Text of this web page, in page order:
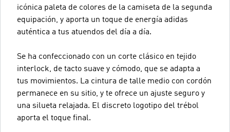
icónica paleta de colores de la camiseta de la segunda
equipación, y aporta un toque de energía adidas
auténtica a tus atuendos del día a día.
Se ha confeccionado con un corte clásico en tejido
interlock, de tacto suave y cómodo, que se adapta a
tus movimientos. La cintura de talle medio con cordón
permanece en su sitio, y te ofrece un ajuste seguro y
una silueta relajada. El discreto logotipo del trébol
aporta el toque final.